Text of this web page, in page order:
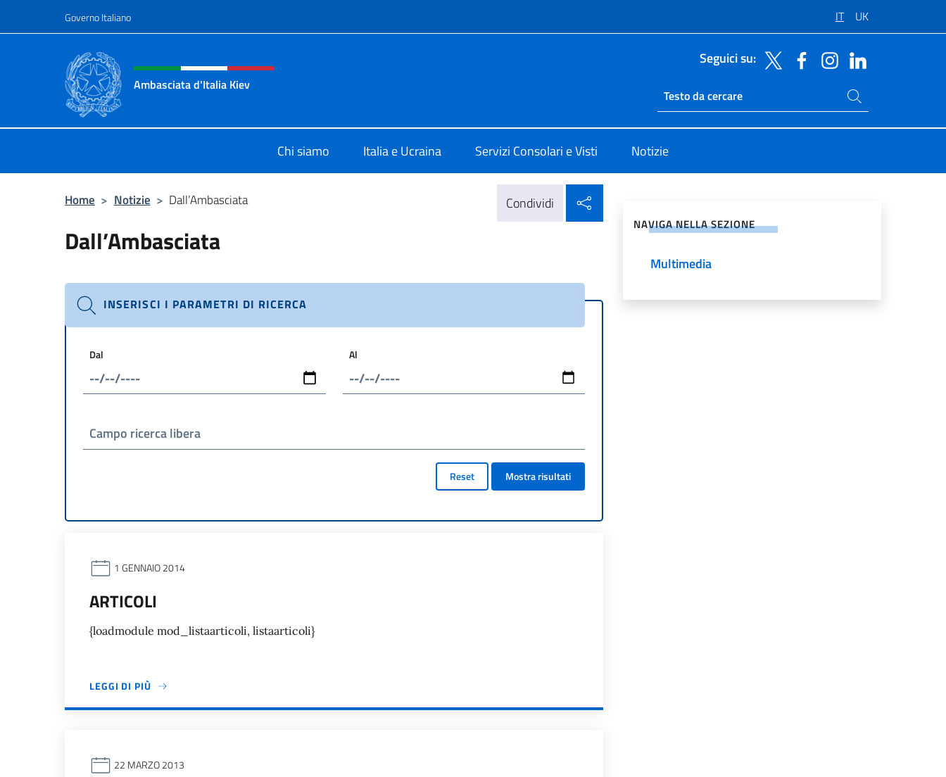
Governo Italiano IT UK
Intestazione sito, social e menù
Ambasciata d'Italia Kiev
Seguici su:
Ricerca sito live
Cerca nel sito
Chi siamo Italia e Ucraina Servizi Consolari e Visti Notizie
Home > Notizie > Dall’Ambasciata Condividi
Dall’Ambasciata
INSERISCI I PARAMETRI DI RICERCA
Dal Al
Campo ricerca libera
Reset Mostra risultati
1 GENNAIO 2014
ARTICOLI
{loadmodule mod_listaarticoli, listaarticoli}
LEGGI DI PIÙ
22 MARZO 2013
NAVIGA NELLA SEZIONE
Multimedia